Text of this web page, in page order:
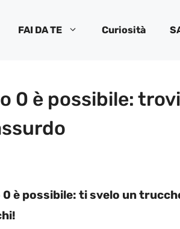
FAI DA TE Curiosità
0 è possibile:
è possibile: ti svelo un